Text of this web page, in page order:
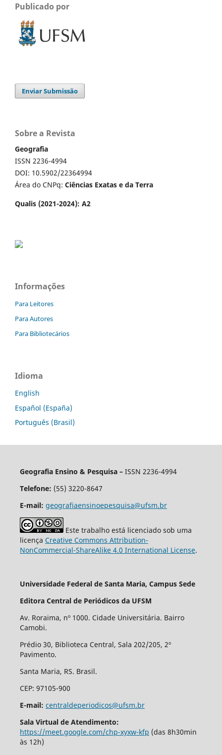
Publicado por
Enviar Submissão
Sobre a Revista
Geografia
ISSN 2236-4994
DOI: 10.5902/22364994
Área do CNPq: Ciências Exatas e da Terra
Qualis (2021-2024): A2
Informações
Para Leitores
Para Autores
Para Bibliotecários
Idioma
English
Español (España)
Português (Brasil)
Geografia Ensino & Pesquisa – ISSN 2236-4994
Telefone: (55) 3220-8647
E-mail: geografiaensinoepesquisa@ufsm.br
Este trabalho está licenciado sob uma
licença Creative Commons Attribution-
NonCommercial-ShareAlike 4.0 International License.
Universidade Federal de Santa Maria, Campus Sede
Editora Central de Periódicos da UFSM
Av. Roraima, nº 1000. Cidade Universitária. Bairro
Camobi.
Prédio 30, Biblioteca Central, Sala 202/205, 2º
Pavimento.
Santa Maria, RS. Brasil.
CEP: 97105-900
E-mail: centraldeperiodicos@ufsm.br
Sala Virtual de Atendimento:
https://meet.google.com/chp-xyxw-kfp (das 8h30min
às 12h)